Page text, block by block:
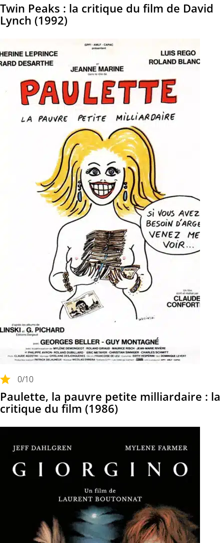
Twin Peaks : la critique du film de David
Lynch (1992)
0/10
Paulette, la pauvre petite milliardaire : la
critique du film (1986)